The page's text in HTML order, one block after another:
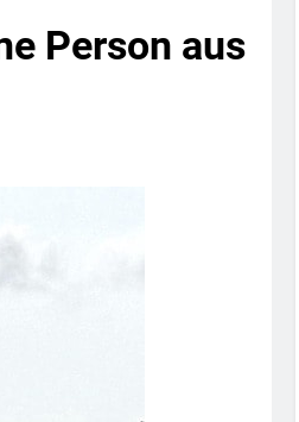
Person aus